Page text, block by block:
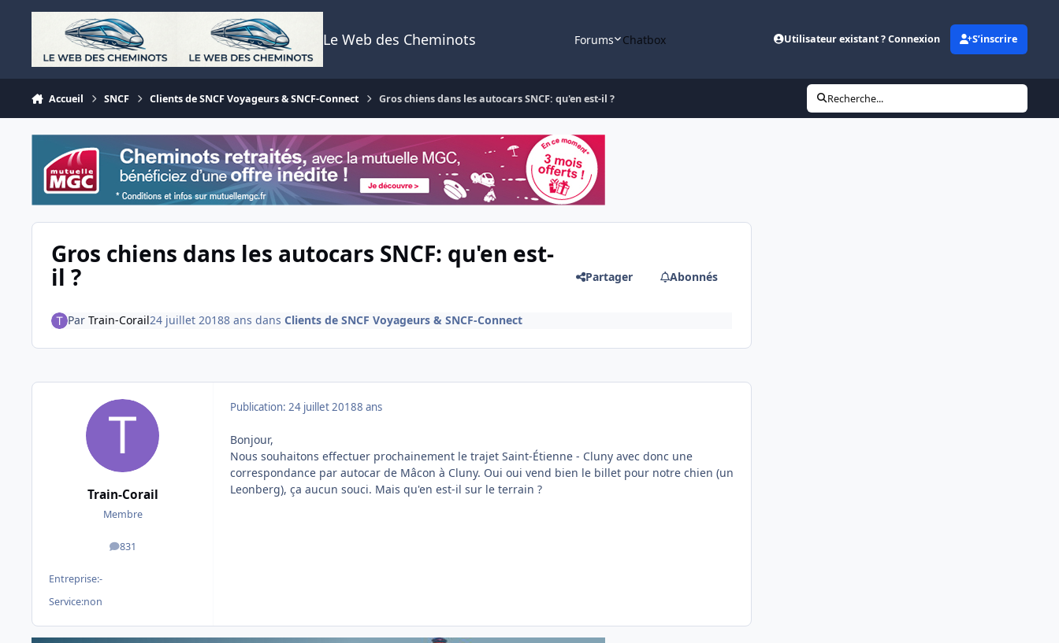
Aller au contenu
Le Web des Cheminots Forums Chatbox Utilisateur existant ? Connexion S’inscrire
Accueil SNCF Clients de SNCF Voyageurs & SNCF-Connect Gros chiens dans les autocars SNCF: qu'en est-il ? Recherche...
Gros chiens dans les autocars SNCF: qu'en est-
il ? Partager Abonnés
Par Train-Corail24 juillet 20188 ans dans Clients de SNCF Voyageurs & SNCF-Connect
Train-Corail
Membre
831
messages
Entreprise:-
Service:non
Publication: 24 juillet 20188 ans
Bonjour,
Nous souhaitons effectuer prochainement le trajet Saint-Étienne - Cluny avec donc une
correspondance par autocar de Mâcon à Cluny. Oui oui vend bien le billet pour notre chien (un
Leonberg), ça aucun souci. Mais qu'en est-il sur le terrain ?